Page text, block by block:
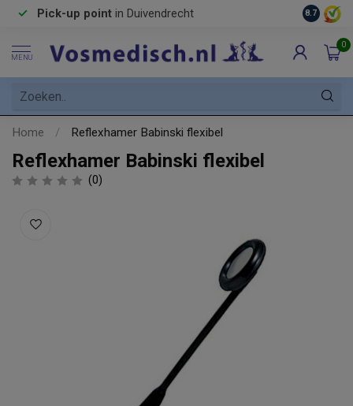
Pick-up point in Duivendrecht 8.7
MENU
0
Home / Reflexhamer Babinski flexibel
Reflexhamer Babinski flexibel
(0)